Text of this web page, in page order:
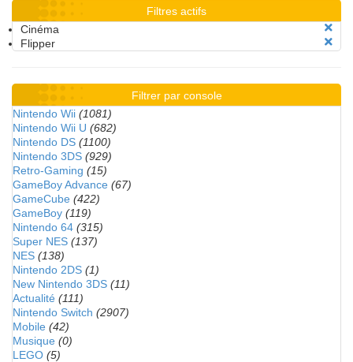
Filtres actifs
Cinéma
Flipper
Filtrer par console
Nintendo Wii (1081)
Nintendo Wii U (682)
Nintendo DS (1100)
Nintendo 3DS (929)
Retro-Gaming (15)
GameBoy Advance (67)
GameCube (422)
GameBoy (119)
Nintendo 64 (315)
Super NES (137)
NES (138)
Nintendo 2DS (1)
New Nintendo 3DS (11)
Actualité (111)
Nintendo Switch (2907)
Mobile (42)
Musique (0)
LEGO (5)